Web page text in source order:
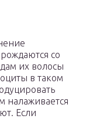
со
их волосы
в таком
налаживается
Если